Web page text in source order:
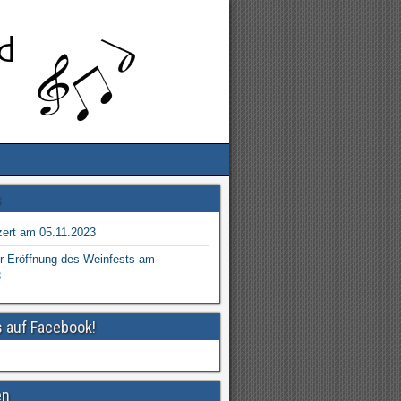
am 05.11.2023
Eröffnung des Weinfests am
auf Facebook!